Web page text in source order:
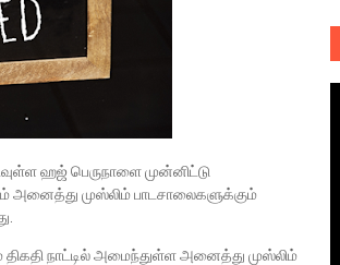
ஹஜ் பெருநாளை முன்னிட்டு
அனைத்து முஸ்லிம் பாடசாலைகளுக்கும்
திகதி நாட்டில் அமைந்துள்ள அனைத்து முஸ்லிம்